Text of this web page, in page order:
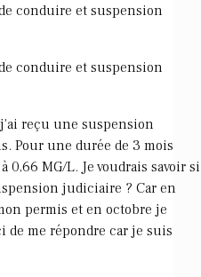
conduire et suspension
conduire et suspension
reçu une suspension
Pour une durée de 3 mois
0,66 MG/L. Je voudrais savoir si
judiciaire ? Car en
permis et en octobre je
de me répondre car je suis